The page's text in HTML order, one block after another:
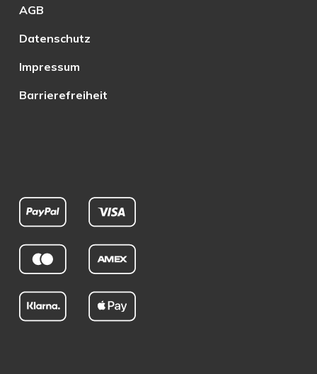
AGB
Datenschutz
Impressum
Barrierefreiheit